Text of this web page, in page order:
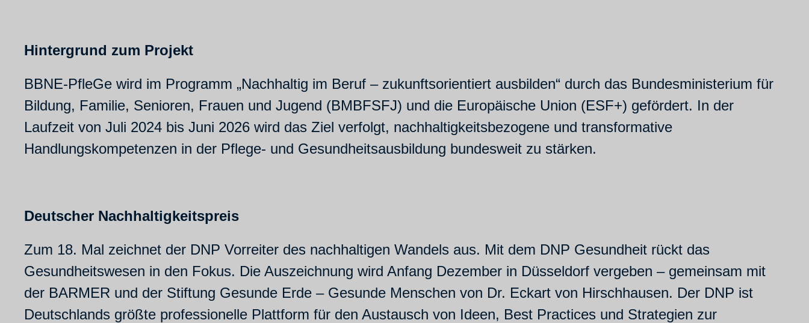
Hintergrund zum Projekt
BBNE-PfleGe wird im Programm „Nachhaltig im Beruf – zukunftsorientiert ausbilden“ durch das Bundesministerium für
Bildung, Familie, Senioren, Frauen und Jugend (BMBFSFJ) und die Europäische Union (ESF+) gefördert. In der
Laufzeit von Juli 2024 bis Juni 2026 wird das Ziel verfolgt, nachhaltigkeitsbezogene und transformative
Handlungskompetenzen in der Pflege- und Gesundheitsausbildung bundesweit zu stärken.
Deutscher Nachhaltigkeitspreis
Zum 18. Mal zeichnet der DNP Vorreiter des nachhaltigen Wandels aus. Mit dem DNP Gesundheit rückt das
Gesundheitswesen in den Fokus. Die Auszeichnung wird Anfang Dezember in Düsseldorf vergeben – gemeinsam mit
der BARMER und der Stiftung Gesunde Erde – Gesunde Menschen von Dr. Eckart von Hirschhausen. Der DNP ist
Deutschlands größte professionelle Plattform für den Austausch von Ideen, Best Practices und Strategien zur